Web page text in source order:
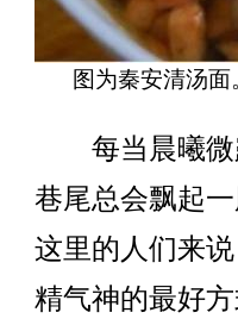
图为秦安清汤
每当晨曦微
巷尾总会飘起
这里的人们来
精气神的最好